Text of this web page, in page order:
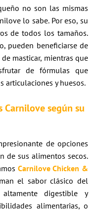
no son las mismas
lo sabe. Por eso, su
de todos los tamaños.
pueden beneficiarse de
masticar, mientras que
de fórmulas que
articulaciones y huesos.
Carnilove según su
de opciones
de sus alimentos secos.
Carnilove Chicken &
el sabor clásico del
digestible y
alimentarias, o